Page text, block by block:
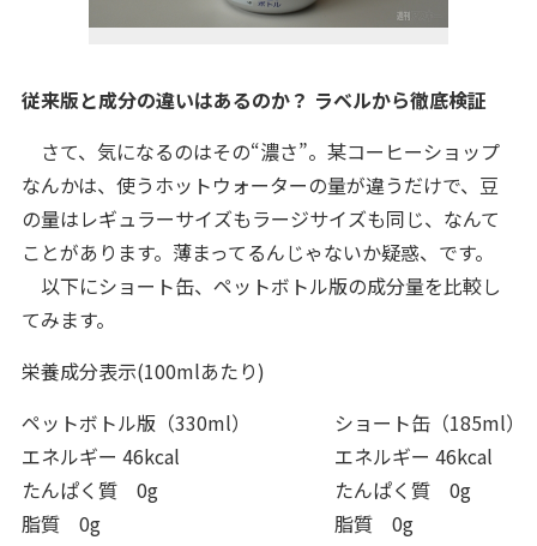
従来版と成分の違いはあるのか？ ラベルから徹底検証
さて、気になるのはその“濃さ”。某コーヒーショップ
なんかは、使うホットウォーターの量が違うだけで、豆
の量はレギュラーサイズもラージサイズも同じ、なんて
ことがあります。薄まってるんじゃないか疑惑、です。
以下にショート缶、ペットボトル版の成分量を比較し
てみます。
栄養成分表示(100mlあたり)
ペットボトル版（330ml）
ショート缶（185ml）
エネルギー 46kcal
エネルギー 46kcal
たんぱく質 0g
たんぱく質 0g
脂質 0g
脂質 0g